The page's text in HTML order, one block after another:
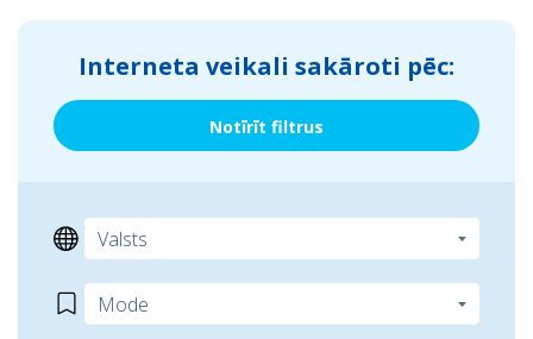
Interneta veikali sakāroti pēc:
Notīrīt filtrus